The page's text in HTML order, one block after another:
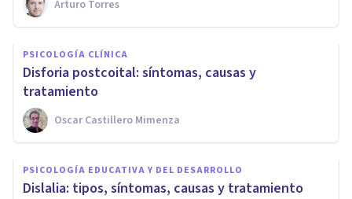
Arturo Torres
PSICOLOGÍA CLÍNICA
Disforia postcoital: síntomas, causas y
tratamiento
Oscar Castillero Mimenza
PSICOLOGÍA EDUCATIVA Y DEL DESARROLLO
Dislalia: tipos, síntomas, causas y tratamiento